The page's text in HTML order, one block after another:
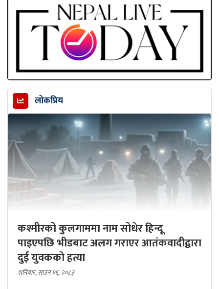
लोकप्रिय
कश्मीरको कुलगाममा नाम सोधेर हिन्दू
पाइएपछि भीडबाट अलग गराएर आतंकवादीद्वारा
दुई युवकको हत्या
शनिबार, साउन १६, २०८३